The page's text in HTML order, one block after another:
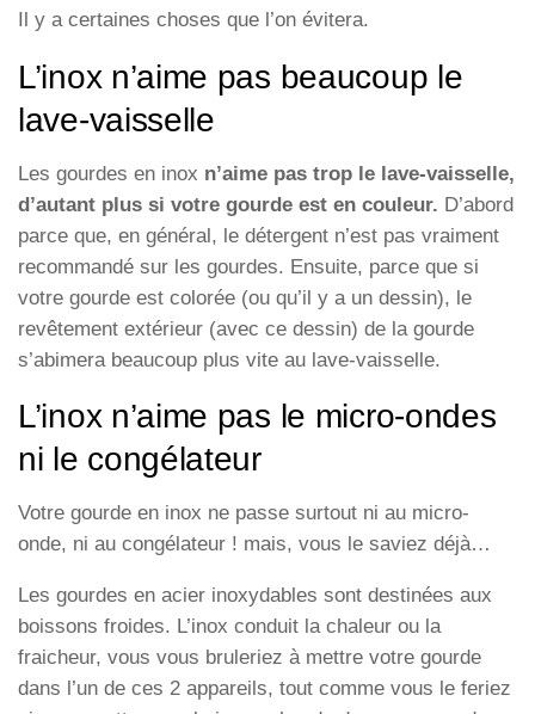
Il y a certaines choses que l’on évitera.
L’inox n’aime pas beaucoup le
lave-vaisselle
Les gourdes en inox n’aime pas trop le lave-vaisselle,
d’autant plus si votre gourde est en couleur. D’abord
parce que, en général, le détergent n’est pas vraiment
recommandé sur les gourdes. Ensuite, parce que si
votre gourde est colorée (ou qu’il y a un dessin), le
revêtement extérieur (avec ce dessin) de la gourde
s’abimera beaucoup plus vite au lave-vaisselle.
L’inox n’aime pas le micro-ondes
ni le congélateur
Votre gourde en inox ne passe surtout ni au micro-
onde, ni au congélateur ! mais, vous le saviez déjà…
Les gourdes en acier inoxydables sont destinées aux
boissons froides. L’inox conduit la chaleur ou la
fraicheur, vous vous bruleriez à mettre votre gourde
dans l’un de ces 2 appareils, tout comme vous le feriez